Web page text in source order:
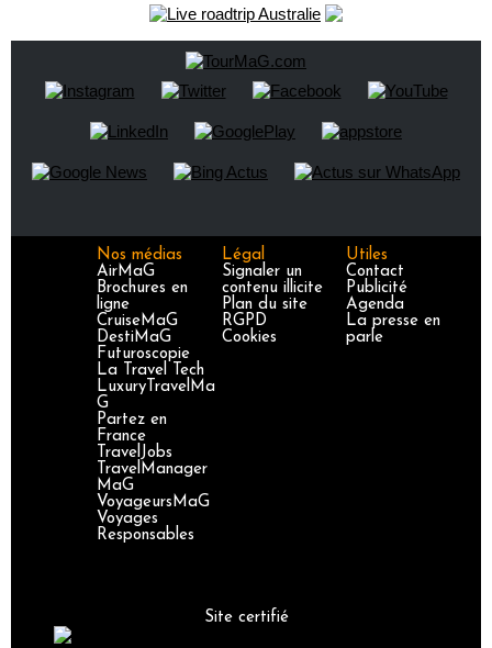
Nos médias
AirMaG
Brochures en
ligne
CruiseMaG
DestiMaG
Futuroscopie
La Travel Tech
LuxuryTravelMa
G
Partez en
France
TravelJobs
TravelManager
MaG
VoyageursMaG
Voyages
Responsables
Légal
Signaler un
contenu illicite
Plan du site
RGPD
Cookies
Utiles
Contact
Publicité
Agenda
La presse en
parle
Site certifié